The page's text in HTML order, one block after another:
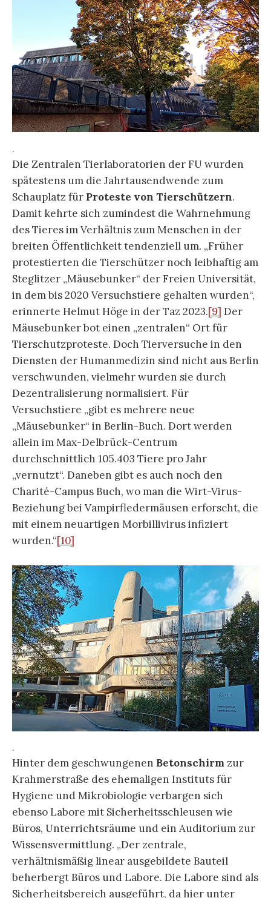
.
Die Zentralen Tierlaboratorien der FU wurden
spätestens um die Jahrtausendwende zum
Schauplatz für Proteste von Tierschützern.
Damit kehrte sich zumindest die Wahrnehmung
des Tieres im Verhältnis zum Menschen in der
breiten Öffentlichkeit tendenziell um. „Früher
protestierten die Tierschützer noch leibhaftig am
Steglitzer „Mäusebunker“ der Freien Universität,
in dem bis 2020 Versuchstiere gehalten wurden“,
erinnerte Helmut Höge in der Taz 2023.[9] Der
Mäusebunker bot einen „zentralen“ Ort für
Tierschutzproteste. Doch Tierversuche in den
Diensten der Humanmedizin sind nicht aus Berlin
verschwunden, vielmehr wurden sie durch
Dezentralisierung normalisiert. Für
Versuchstiere „gibt es mehrere neue
„Mäusebunker“ in Berlin-Buch. Dort werden
allein im Max-Delbrück-Centrum
durchschnittlich 105.403 Tiere pro Jahr
„vernutzt“. Daneben gibt es auch noch den
Charité-Campus Buch, wo man die Wirt-Virus-
Beziehung bei Vampirfledermäusen erforscht, die
mit einem neuartigen Morbillivirus infiziert
wurden.“[10]
.
Hinter dem geschwungenen Betonschirm zur
Krahmerstraße des ehemaligen Instituts für
Hygiene und Mikrobiologie verbargen sich
ebenso Labore mit Sicherheitsschleusen wie
Büros, Unterrichtsräume und ein Auditorium zur
Wissensvermittlung. „Der zentrale,
verhältnismäßig linear ausgebildete Bauteil
beherbergt Büros und Labore. Die Labore sind als
Sicherheitsbereich ausgeführt, da hier unter